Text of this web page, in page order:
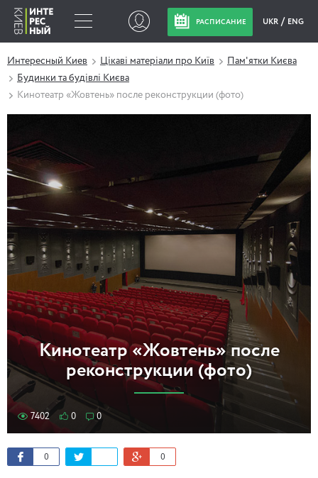
РАСПИСАНИЕ UKR ENG
Интересный Киев Цікаві матеріали про Київ
Пам'ятки Києва
Будинки та будівлі Києва
Кинотеатр «Жовтень» после реконструкции (фото)
Кинотеатр «Жовтень» после
реконструкции (фото)
7402 0 0
0 0